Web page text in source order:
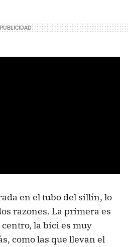
en el tubo del sillín, lo
razones. La primera es
la bici es muy
como las que llevan el